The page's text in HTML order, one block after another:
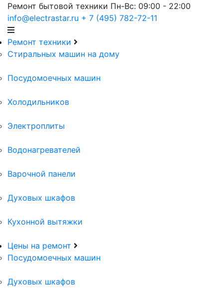
Ремонт бытовой техники Пн-Вс: 09:00 - 22:00
info@electrastar.ru + 7 (495) 782-72-11
Ремонт техники
Cтиральных машин на дому
Посудомоечных машин
Холодильников
Электроплиты
Водонагревателей
Варочной панели
Духовых шкафов
Кухонной вытяжки
Цены на ремонт
Посудомоечных машин
Духовых шкафов